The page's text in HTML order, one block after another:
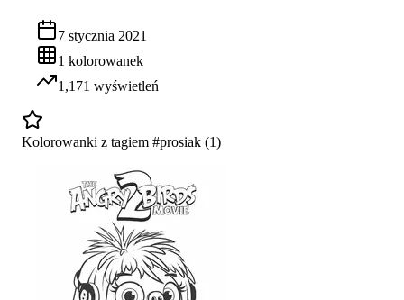
7 stycznia 2021
1 kolorowanek
1,171 wyświetleń
Kolorowanki z tagiem #prosiak (1)